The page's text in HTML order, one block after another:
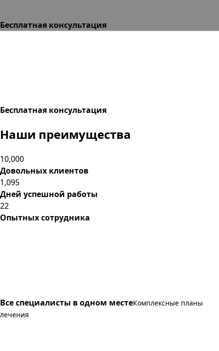
Бесплатная консультация
Бесплатная консультация
Наши преимущества
10,000
Довольных клиентов
1,095
Дней успешной работы
22
Опытных сотрудника
Все специалисты в одном местеКомплексные планы
лечения